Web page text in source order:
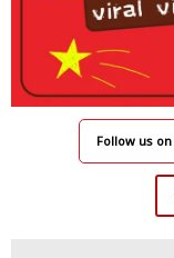
Follow us on